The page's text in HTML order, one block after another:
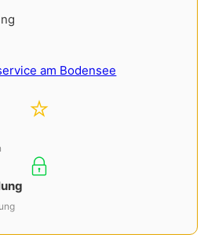
am Bodensee